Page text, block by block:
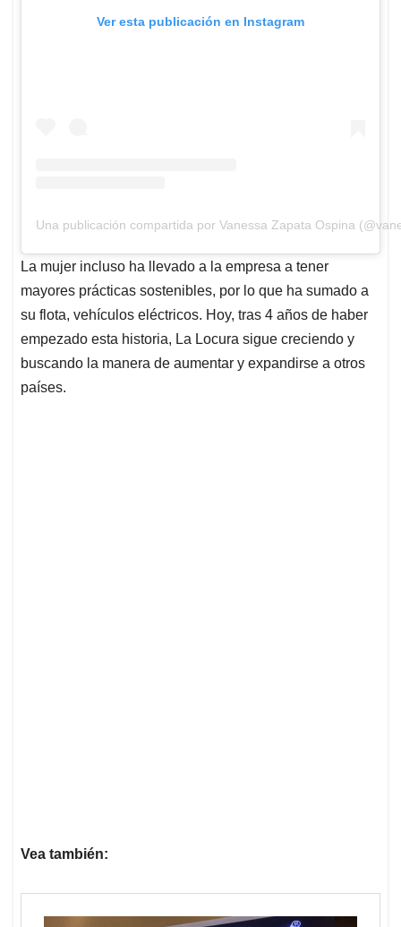
Ver esta publicación en Instagram
Una publicación compartida por Vanessa Zapata Ospina
La mujer incluso ha llevado a la empresa a tener
mayores prácticas sostenibles, por lo que ha sumado a
su flota, vehículos eléctricos. Hoy, tras 4 años de haber
empezado esta historia, La Locura sigue creciendo y
buscando la manera de aumentar y expandirse a otros
países.
Vea también: